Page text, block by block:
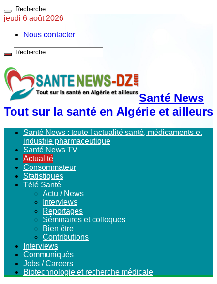
jeudi 6 août 2026
Nous contacter
Santé News
Tout sur la santé en Algérie et ailleurs
Santé News : toute l’actualité santé, médicaments et
industrie pharmaceutique
Santé News TV
Actualité
Consommateur
Statistiques
Télé Santé
Actu / News
Interviews
Reportages
Séminaires et colloques
Bien être
Contributions
Interviews
Communiqués
Jobs / Careers
Biotechnologie et recherche médicale